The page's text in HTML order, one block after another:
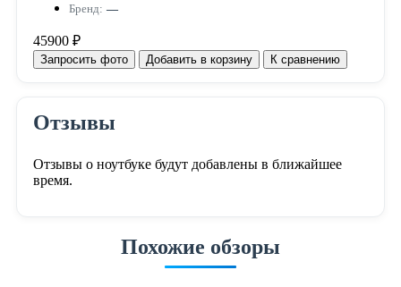
Бренд: —
45900 ₽
Запросить фото Добавить в корзину К сравнению
Отзывы
Отзывы о ноутбуке будут добавлены в ближайшее
время.
Похожие обзоры